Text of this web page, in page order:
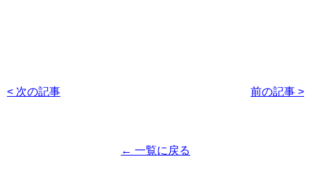
< 次の記事 前の記事 >
← 一覧に戻る